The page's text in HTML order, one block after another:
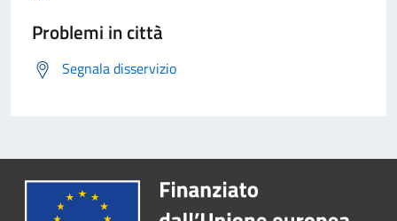
Problemi in città
Segnala disservizio